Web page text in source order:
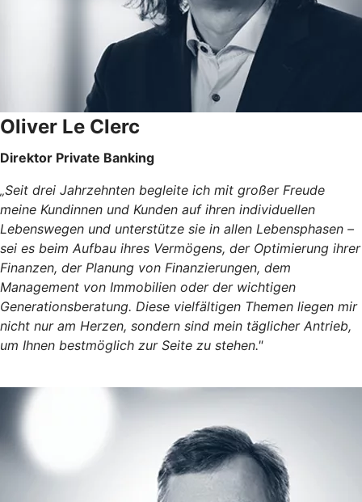
Oliver Le Clerc
Direktor Private Banking
„Seit drei Jahrzehnten begleite ich mit großer Freude
meine Kundinnen und Kunden auf ihren individuellen
Lebenswegen und unterstütze sie in allen Lebensphasen –
sei es beim Aufbau ihres Vermögens, der Optimierung ihrer
Finanzen, der Planung von Finanzierungen, dem
Management von Immobilien oder der wichtigen
Generationsberatung. Diese vielfältigen Themen liegen mir
nicht nur am Herzen, sondern sind mein täglicher Antrieb,
um Ihnen bestmöglich zur Seite zu stehen."